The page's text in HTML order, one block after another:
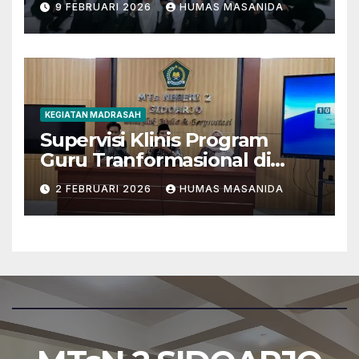
Tantangan Zaman
9 FEBRUARI 2026 HUMAS MASANIDA
KEGIATAN MADRASAH
Supervisi Klinis Program
Guru Tranformasional di
MTsN 2 Sidoarjo
2 FEBRUARI 2026 HUMAS MASANIDA